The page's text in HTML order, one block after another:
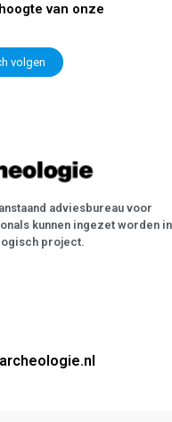
van onze
volgen
adviesbureau voor
kunnen ingezet worden in
project.